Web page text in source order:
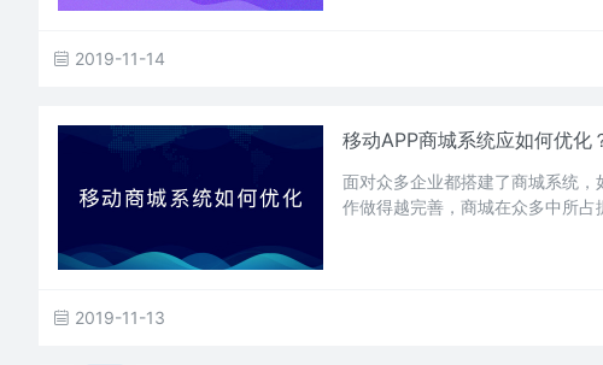
2019-11-14
移动APP商城系统应如何优化
面对众多企业都搭建了商城系统
作做得越完善，商城在众多中所占
2019-11-13